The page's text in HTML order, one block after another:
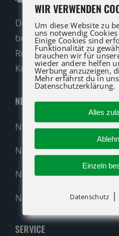
Die ATG LIFT Profis für
beraten Sie gerne.
Rufen Sie an oder
Kontaktformular für
NEUMASCHINEN
Neumaschinen
Neumaschinen Genie
Neumaschinen Merlo
Nehmen Sie Kontakt
SERVICE
WIR VERWENDEN
Um diese Website zu
uns notwendig
Einige Cookies sind
Funktionalität zu
brauchen wir für
wieder andere helfen
Werbung anzuzeigen,
Mehr erfährst du in
Datenschutzerklärung.
Alles
Einzeln
Datenschutz |